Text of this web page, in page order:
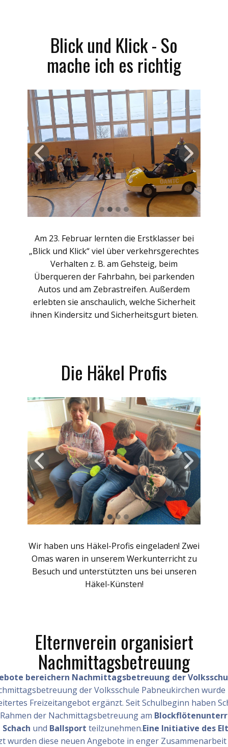
Blick und Klick - So
mache ich es richtig
Am 23. Februar lernten die Erstklasser bei
„Blick und Klick“ viel über verkehrsgerechtes
Verhalten z. B. am Gehsteig, beim
Überqueren der Fahrbahn, bei parkenden
Autos und am Zebrastreifen. Außerdem
erlebten sie anschaulich, welche Sicherheit
ihnen Kindersitz und Sicherheitsgurt bieten.
Die Häkel Profis
Wir haben uns Häkel-Profis eingeladen! Zwei
Omas waren in unserem Werkunterricht zu
Besuch und unterstützten uns bei unseren
Häkel-Künsten!
Elternverein organisiert
Nachmittagsbetreuung
bereichern Nachmittagsbetreuung der
der Volksschule Pabneukirchen
Freizeitangebot ergänzt. Seit Schulbeginn haben
der Nachmittagsbetreuung am
Schach und Ballsport teilzunehmen.Eine Initiative des
wurden diese neuen Angebote in enger